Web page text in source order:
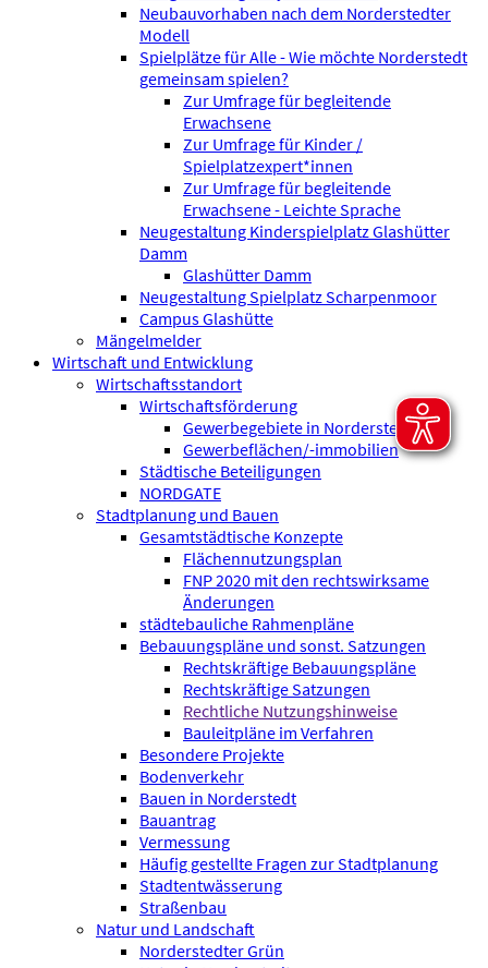
Neubauvorhaben nach dem Norderstedter
Modell
Spielplätze für Alle - Wie möchte Norderstedt
gemeinsam spielen?
Zur Umfrage für begleitende
Erwachsene
Zur Umfrage für Kinder /
Spielplatzexpert*innen
Zur Umfrage für begleitende
Erwachsene - Leichte Sprache
Neugestaltung Kinderspielplatz Glashütter
Damm
Glashütter Damm
Neugestaltung Spielplatz Scharpenmoor
Campus Glashütte
Mängelmelder
Wirtschaft und Entwicklung
Wirtschaftsstandort
Wirtschaftsförderung
Gewerbegebiete in Norderstedt
Gewerbeflächen/-immobilien
Städtische Beteiligungen
NORDGATE
Stadtplanung und Bauen
Gesamtstädtische Konzepte
Flächennutzungsplan
FNP 2020 mit den rechtswirksame
Änderungen
städtebauliche Rahmenpläne
Bebauungspläne und sonst. Satzungen
Rechtskräftige Bebauungspläne
Rechtskräftige Satzungen
Rechtliche Nutzungshinweise
Bauleitpläne im Verfahren
Besondere Projekte
Bodenverkehr
Bauen in Norderstedt
Bauantrag
Vermessung
Häufig gestellte Fragen zur Stadtplanung
Stadtentwässerung
Straßenbau
Natur und Landschaft
Norderstedter Grün